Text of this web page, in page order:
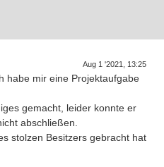
Aug 1 '2021, 13:25
habe mir eine Projektaufgabe
gemacht, leider konnte er
abschließen.
stolzen Besitzers gebracht hat